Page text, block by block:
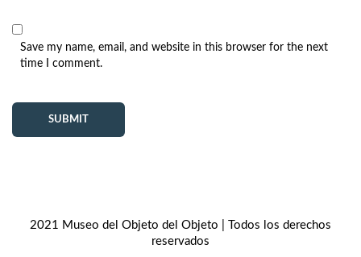
Save my name, email, and website in this browser for the next
time I comment.
2021 Museo del Objeto del Objeto | Todos los derechos
reservados